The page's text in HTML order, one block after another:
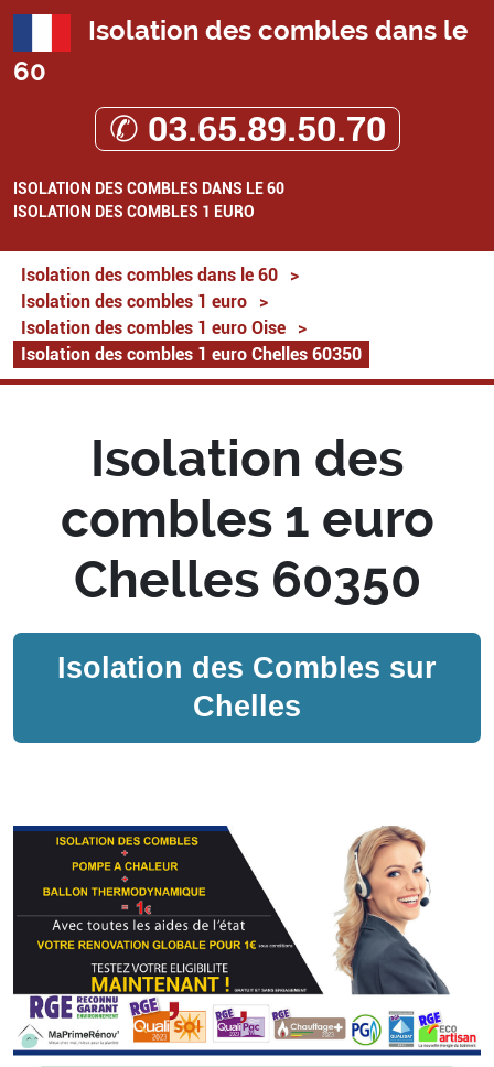
Isolation des combles dans le
60
✆ 03.65.89.50.70
ISOLATION DES COMBLES DANS LE 60
ISOLATION DES COMBLES 1 EURO
Isolation des combles dans le 60
>
Isolation des combles 1 euro
>
Isolation des combles 1 euro Oise
>
Isolation des combles 1 euro Chelles 60350
Isolation des
combles 1 euro
Chelles 60350
Isolation des Combles sur
Chelles